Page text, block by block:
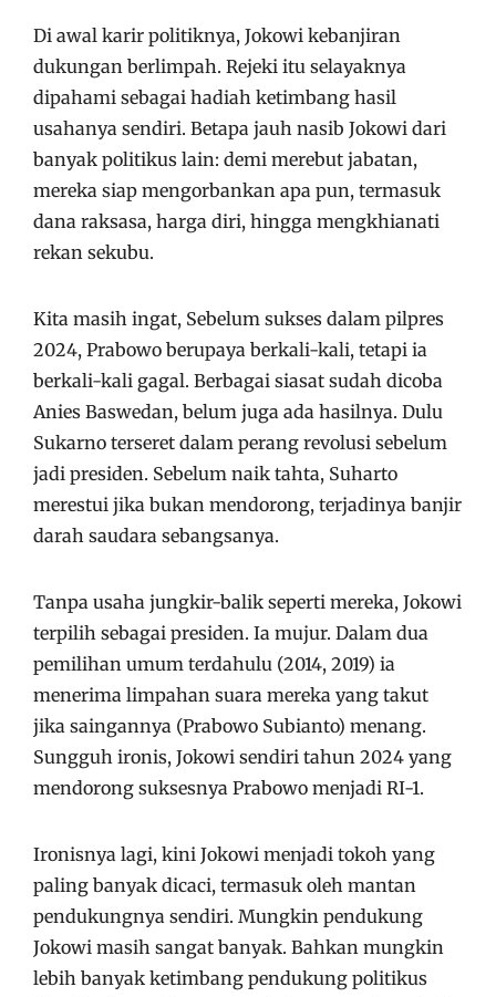
Di awal karir politiknya, Jokowi kebanjiran
dukungan berlimpah. Rejeki itu selayaknya
dipahami sebagai hadiah ketimbang hasil
usahanya sendiri. Betapa jauh nasib Jokowi dari
banyak politikus lain: demi merebut jabatan,
mereka siap mengorbankan apa pun, termasuk
dana raksasa, harga diri, hingga mengkhianati
rekan sekubu.
Kita masih ingat, Sebelum sukses dalam pilpres
2024, Prabowo berupaya berkali-kali, tetapi ia
berkali-kali gagal. Berbagai siasat sudah dicoba
Anies Baswedan, belum juga ada hasilnya. Dulu
Sukarno terseret dalam perang revolusi sebelum
jadi presiden. Sebelum naik tahta, Suharto
merestui jika bukan mendorong, terjadinya banjir
darah saudara sebangsanya.
Tanpa usaha jungkir-balik seperti mereka, Jokowi
terpilih sebagai presiden. Ia mujur. Dalam dua
pemilihan umum terdahulu (2014, 2019) ia
menerima limpahan suara mereka yang takut
jika saingannya (Prabowo Subianto) menang.
Sungguh ironis, Jokowi sendiri tahun 2024 yang
mendorong suksesnya Prabowo menjadi RI-1.
Ironisnya lagi, kini Jokowi menjadi tokoh yang
paling banyak dicaci, termasuk oleh mantan
pendukungnya sendiri. Mungkin pendukung
Jokowi masih sangat banyak. Bahkan mungkin
lebih banyak ketimbang pendukung politikus